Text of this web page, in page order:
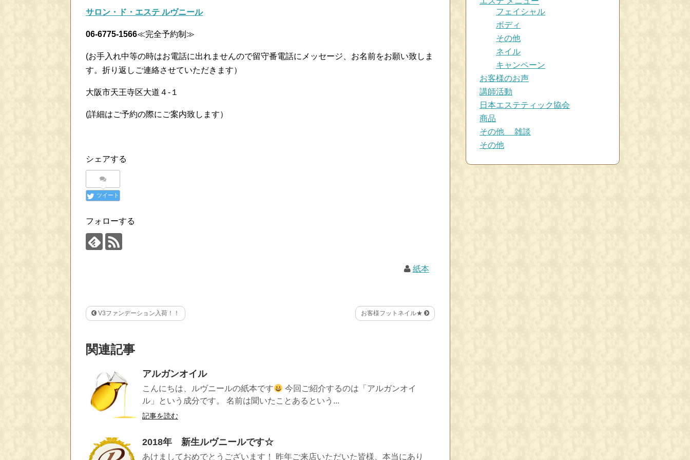
サロン・ド・エステ ルヴニール
06-6775-1566≪完全予約制≫
(お手入れ中等の時はお電話に出れませんので留守番電話にメッセージ、お名前をお願い致しま
す。折り返しご連絡させていただきます）
大阪市天王寺区大道４-１
(詳細はご予約の際にご案内致します）
シェアする
ツイート
フォローする
紙本
V3ファンデーション入荷！！ お客様フットネイル★
関連記事
アルガンオイル
こんにちは、ルヴニールの紙本です
今回ご紹介するのは「アルガンオイ
ル」という成分です。 名前は聞いたことあるという...
記事を読む
2018年 新生ルヴニールです☆
あけましておめでとうございます！ 昨年ご来店いただいた皆様、本当にあり
フェイシャル
ボディ
その他
ネイル
キャンペーン
お客様のお声
講師活動
日本エステティック協会
商品
その他 雑談
その他